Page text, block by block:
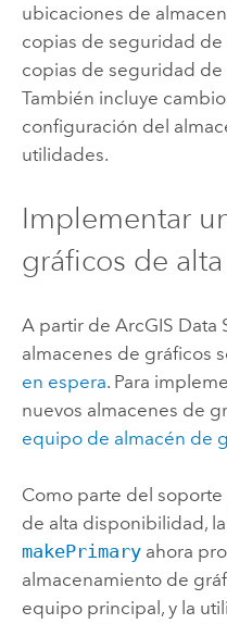
ubicaciones de
copias de seguridad
copias de seguridad
También incluye
configuración del
utilidades.
Implementar
gráficos de
A partir de ArcGIS Data
almacenes de gráficos
en espera. Para
nuevos almacenes de
equipo de almacén de
Como parte del
de alta disponibilidad, la
makePrimaryahora
almacenamiento de
equipo principal, y la